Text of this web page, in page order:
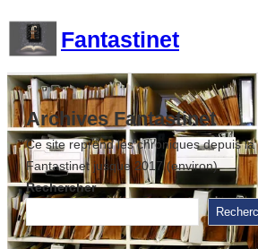
contenu
Fantastinet
Archives Fantastinet
Ce site reprend les chroniques depuis
Fantastinet jusque 2017 (environ)
Rechercher